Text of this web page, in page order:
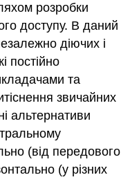
розробки
доступу. В даний
діючих і
постійно
та
звичайних
альтернативи
(від передового
(у різних